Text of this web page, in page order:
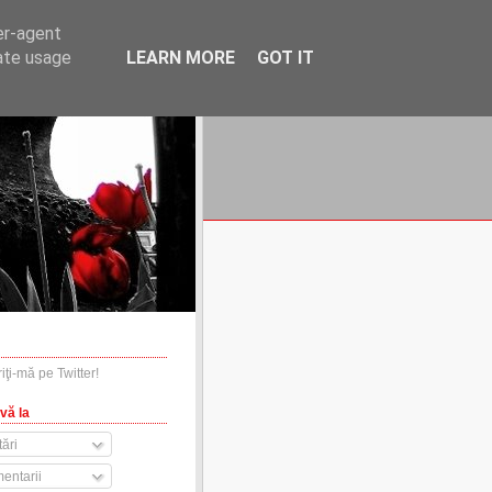
la
agent
usage
LEARN MORE GOT IT